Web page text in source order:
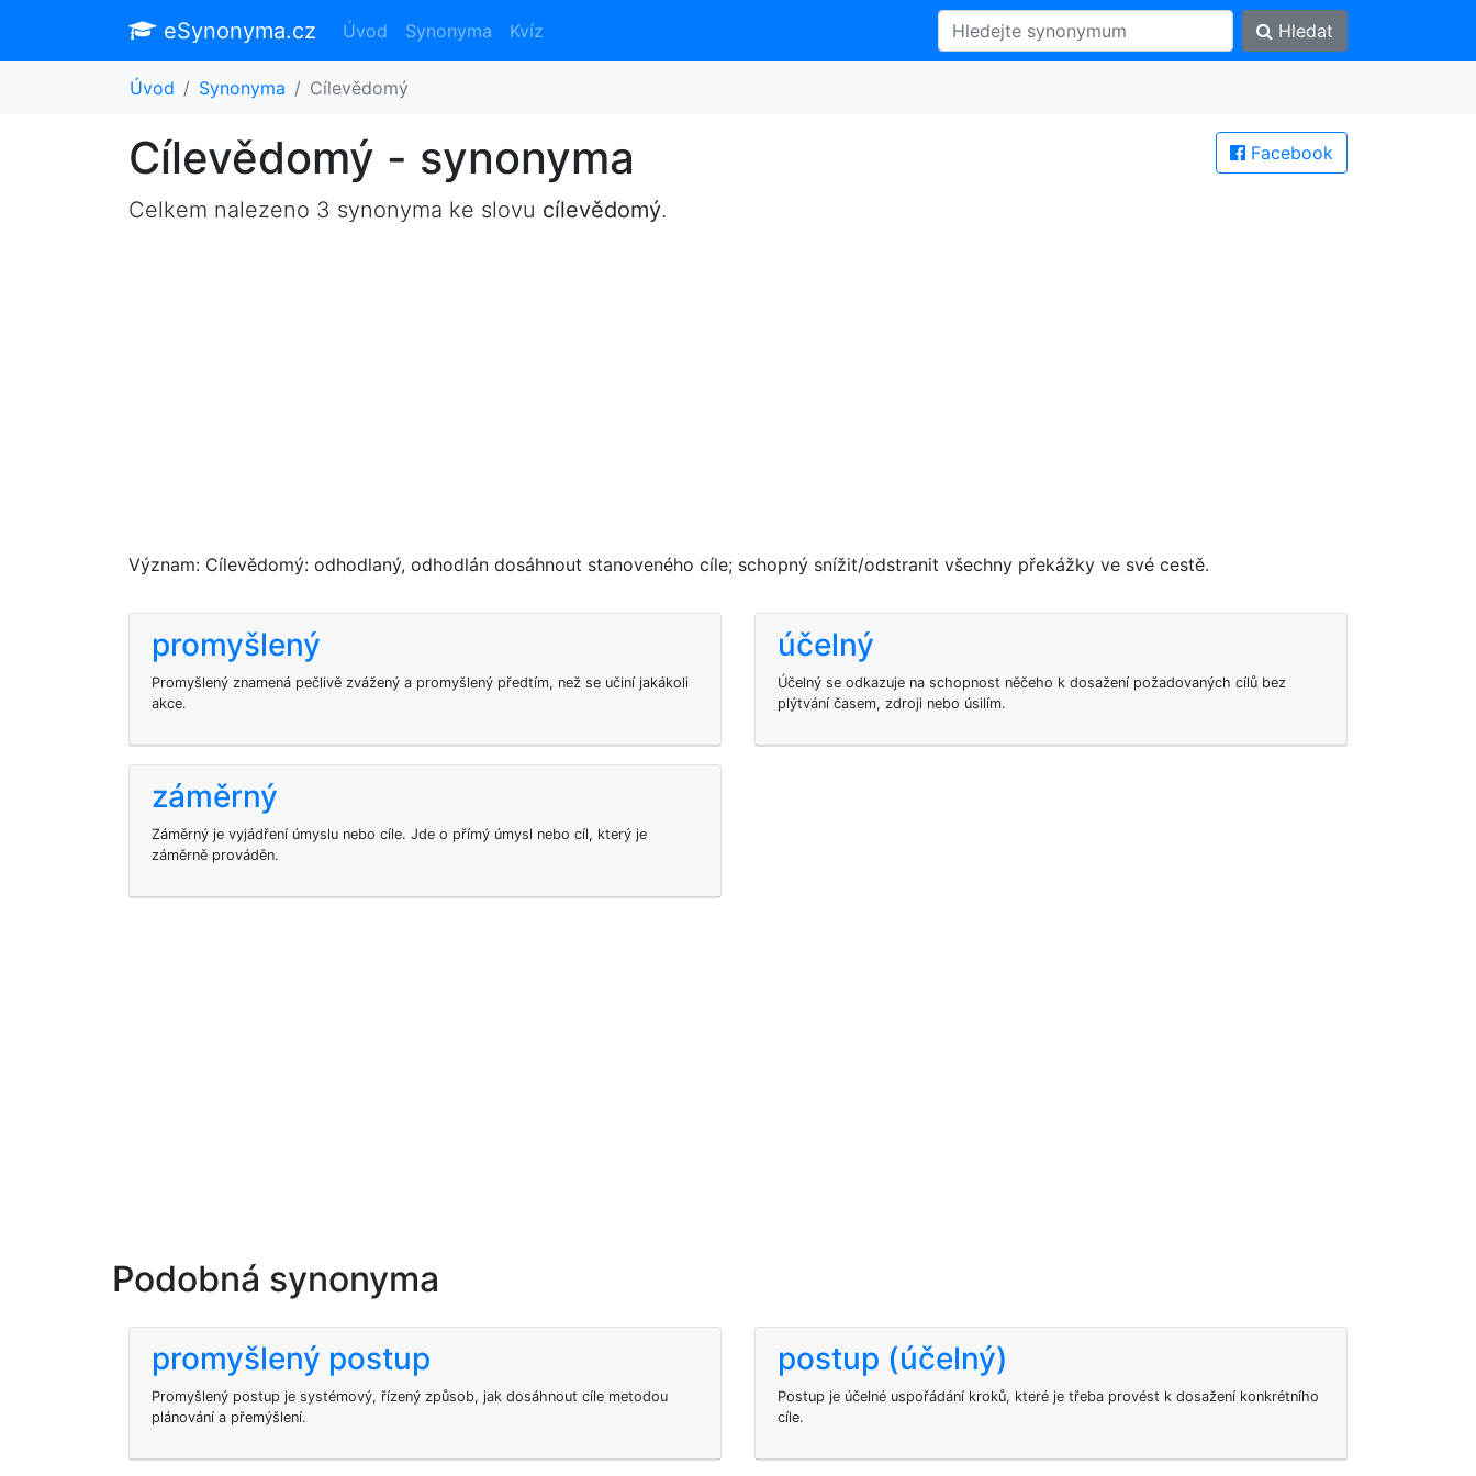
eSynonyma.cz Úvod Synonyma Kvíz Hledat
Úvod Synonyma Cílevědomý
Facebook
Cílevědomý - synonyma
Celkem nalezeno 3 synonyma ke slovu cílevědomý.
Význam: Cílevědomý: odhodlaný, odhodlán dosáhnout stanoveného cíle; schopný snížit/odstranit všechny překážky ve své cestě.
promyšlený
Promyšlený znamená pečlivě zvážený a promyšlený předtím, než se učiní jakákoli
akce.
účelný
Účelný se odkazuje na schopnost něčeho k dosažení požadovaných cílů bez
plýtvání časem, zdroji nebo úsilím.
záměrný
Záměrný je vyjádření úmyslu nebo cíle. Jde o přímý úmysl nebo cíl, který je
záměrně prováděn.
Podobná synonyma
promyšlený postup
Promyšlený postup je systémový, řízený způsob, jak dosáhnout cíle metodou
plánování a přemýšlení.
postup (účelný)
Postup je účelné uspořádání kroků, které je třeba provést k dosažení konkrétního
cíle.